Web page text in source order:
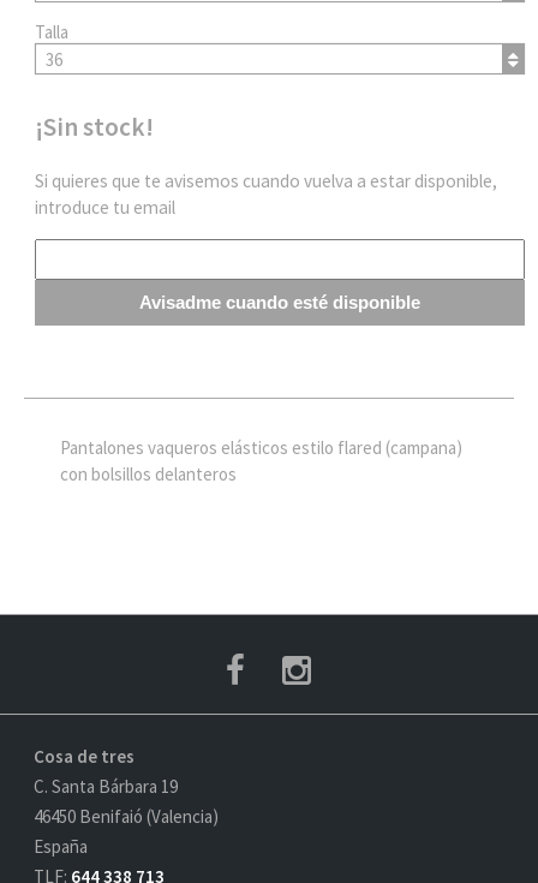
Talla
36
¡Sin stock!
Si quieres que te avisemos cuando vuelva a estar disponible,
introduce tu email
Avisadme cuando esté disponible
Pantalones vaqueros elásticos estilo flared (campana)
con bolsillos delanteros
Cosa de tres
C. Santa Bárbara 19
46450 Benifaió (Valencia)
España
TLF: 644 338 713